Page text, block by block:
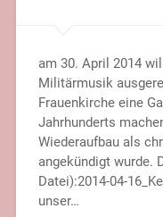
am 30. April 2014
Militärmusik
Frauenkirche eine
Jahrhunderts
Wiederaufbau als
angekündigt wurde.
Datei):2014-04-
unser…